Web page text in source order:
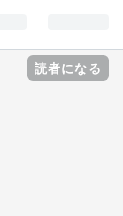
読者になる